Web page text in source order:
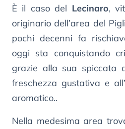
È il caso del Lecinaro,
originario dell’area del
pochi decenni fa
oggi sta conquistando
grazie alla sua spiccata
freschezza gustativa e
aromatico..
Nella medesima area